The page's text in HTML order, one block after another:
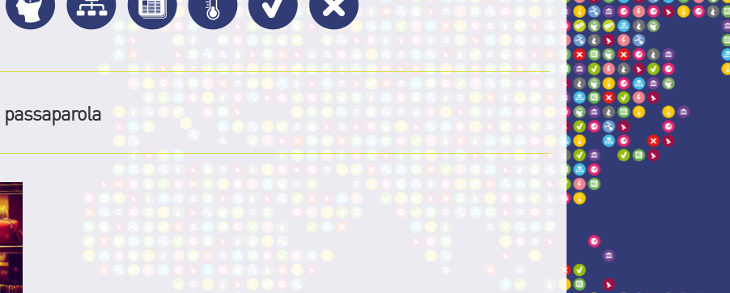
passaparola